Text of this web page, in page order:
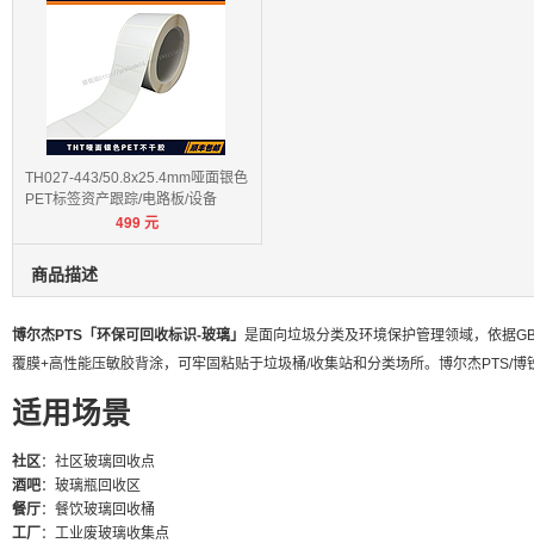
TH027-443/50.8x25.4mm哑面银色
PET标签资产跟踪/电路板/设备
499元
商品描述
博尔杰PTS「环保可回收标识-玻璃」 是面向垃圾分类及环境保护管理领域，依据
覆膜+高性能压敏胶背涂，可牢固粘贴于垃圾桶/收集站和分类场所。博尔杰PTS/
适用场景
社区：社区玻璃回收点
酒吧：玻璃瓶回收区
餐厅：餐饮玻璃回收桶
工厂
：工业废玻璃收集点